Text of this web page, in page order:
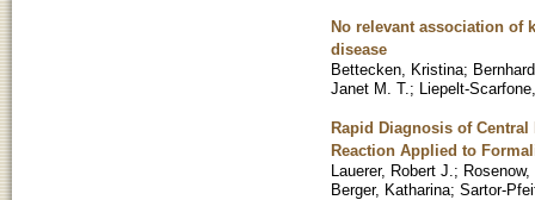
No relevant association of
disease
Bettecken, Kristina;
Janet M. T. ; Liepelt-
Rapid Diagnosis of
Reaction Applied to
Lauerer, Robert J. ;
Berger, Katharina; Sartor-